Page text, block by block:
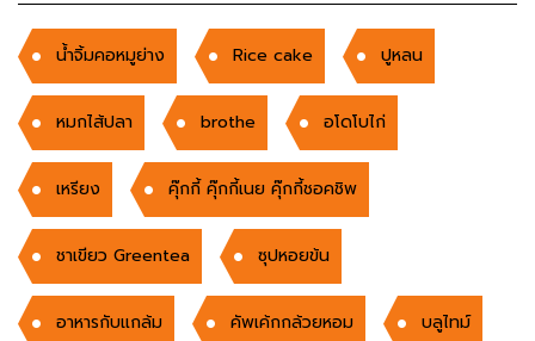
น้ำจิ้มคอหมูย่าง Rice cake ปูหลน
หมกไส้ปลา brothe อโดโบไก่
เหรียง คุ๊กกี้ คุ๊กกี้เนย คุ๊กกี้ชอคชิพ
ชาเขียว Greentea ซุปหอยข้น
อาหารกับแกล้ม คัพเค้กกล้วยหอม บลูไทม์